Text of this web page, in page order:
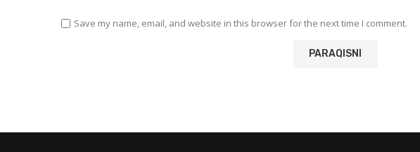
Save my name, email, and website in this browser for the next time I comment.